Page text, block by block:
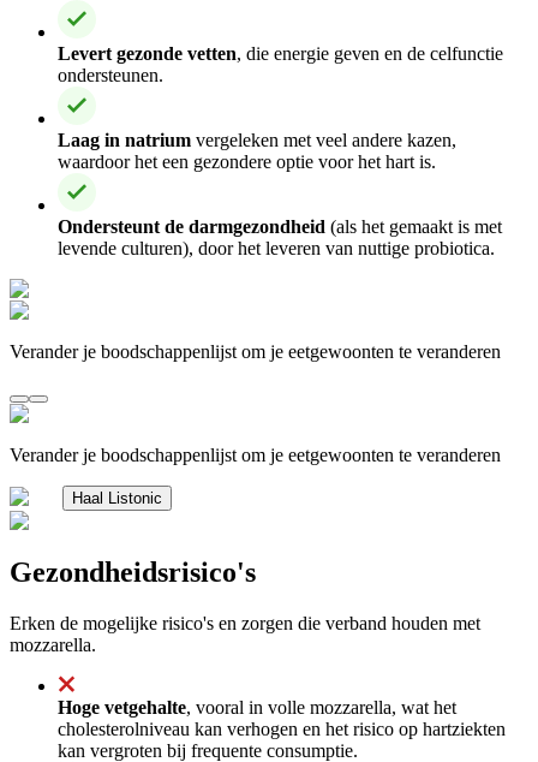
Levert gezonde vetten, die energie geven en de celfunctie
ondersteunen.
Laag in natrium vergeleken met veel andere kazen,
waardoor het een gezondere optie voor het hart is.
Ondersteunt de darmgezondheid (als het gemaakt is met
levende culturen), door het leveren van nuttige probiotica.
Verander je boodschappenlijst om je eetgewoonten te veranderen
Verander je boodschappenlijst om je eetgewoonten te veranderen
Haal Listonic
Gezondheidsrisico's
Erken de mogelijke risico's en zorgen die verband houden met
mozzarella.
Hoge vetgehalte, vooral in volle mozzarella, wat het
cholesterolniveau kan verhogen en het risico op hartziekten
kan vergroten bij frequente consumptie.